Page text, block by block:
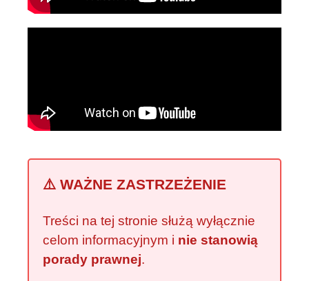
⚠️ WAŻNE ZASTRZEŻENIE
Treści na tej stronie służą wyłącznie
celom informacyjnym i nie stanowią
porady prawnej.